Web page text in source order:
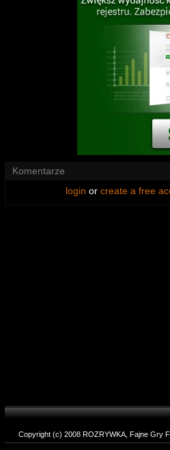
Komentarze
login or create a free
Copyright (c) 2008 ROZRYWKA, Fajne Gry